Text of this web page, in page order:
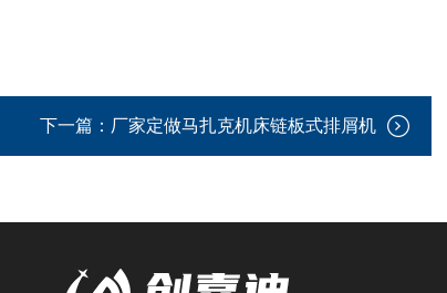
下一篇： 厂家定做马扎克机床链板式排屑机